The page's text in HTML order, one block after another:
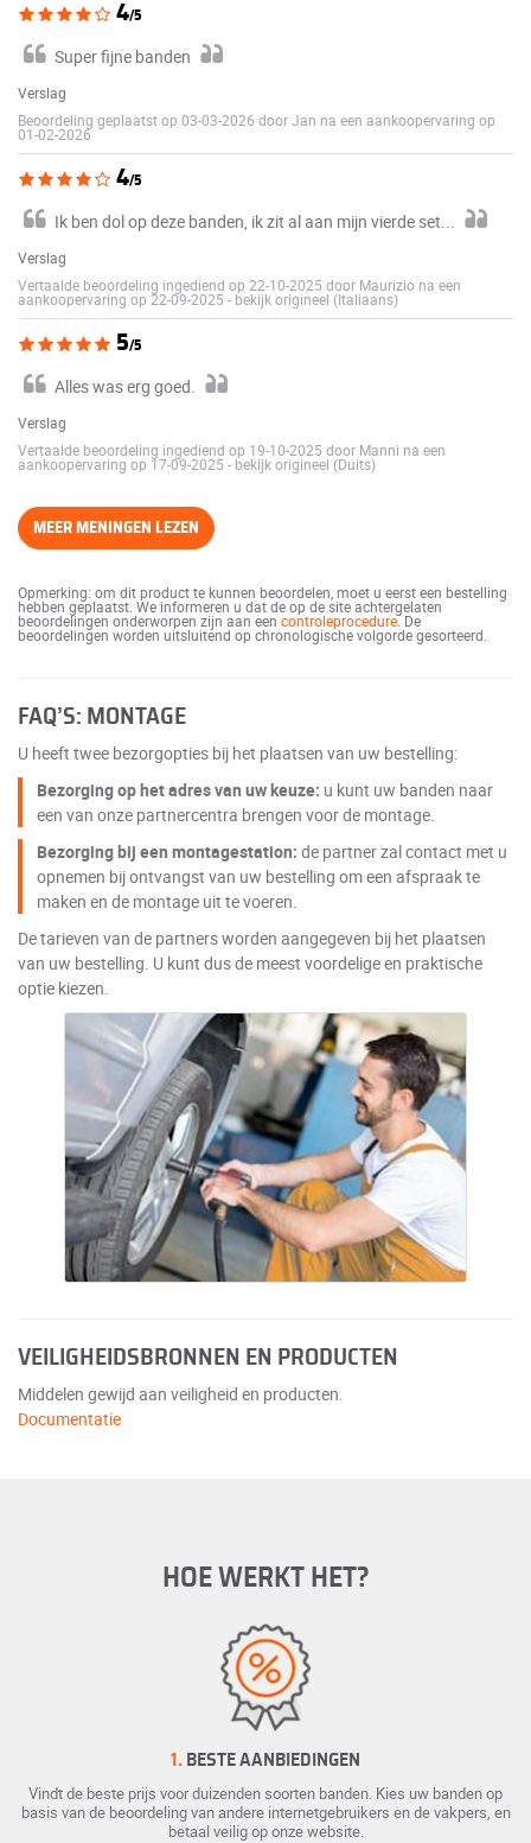
4/5
Super fijne banden
Verslag
Beoordeling geplaatst op 03-03-2026 door Jan na een aankoopervaring op
01-02-2026
4/5
Ik ben dol op deze banden, ik zit al aan mijn vierde set...
Verslag
Vertaalde beoordeling ingediend op 22-10-2025 door Maurizio na een
aankoopervaring op 22-09-2025 - bekijk origineel (Italiaans)
5/5
Alles was erg goed.
Verslag
Vertaalde beoordeling ingediend op 19-10-2025 door Manni na een
aankoopervaring op 17-09-2025 - bekijk origineel (Duits)
MEER MENINGEN LEZEN
Opmerking: om dit product te kunnen beoordelen, moet u eerst een bestelling
hebben geplaatst. We informeren u dat de op de site achtergelaten
beoordelingen onderworpen zijn aan een controleprocedure. De
beoordelingen worden uitsluitend op chronologische volgorde gesorteerd.
FAQ’S: MONTAGE
U heeft twee bezorgopties bij het plaatsen van uw bestelling:
Bezorging op het adres van uw keuze: u kunt uw banden naar
een van onze partnercentra brengen voor de montage.
Bezorging bij een montagestation: de partner zal contact met u
opnemen bij ontvangst van uw bestelling om een afspraak te
maken en de montage uit te voeren.
De tarieven van de partners worden aangegeven bij het plaatsen
van uw bestelling. U kunt dus de meest voordelige en praktische
optie kiezen.
VEILIGHEIDSBRONNEN EN PRODUCTEN
Middelen gewijd aan veiligheid en producten.
Documentatie
HOE WERKT HET?
1. BESTE AANBIEDINGEN
Vindt de beste prijs voor duizenden soorten banden. Kies uw banden op
basis van de beoordeling van andere internetgebruikers en de vakpers, en
betaal veilig op onze website.